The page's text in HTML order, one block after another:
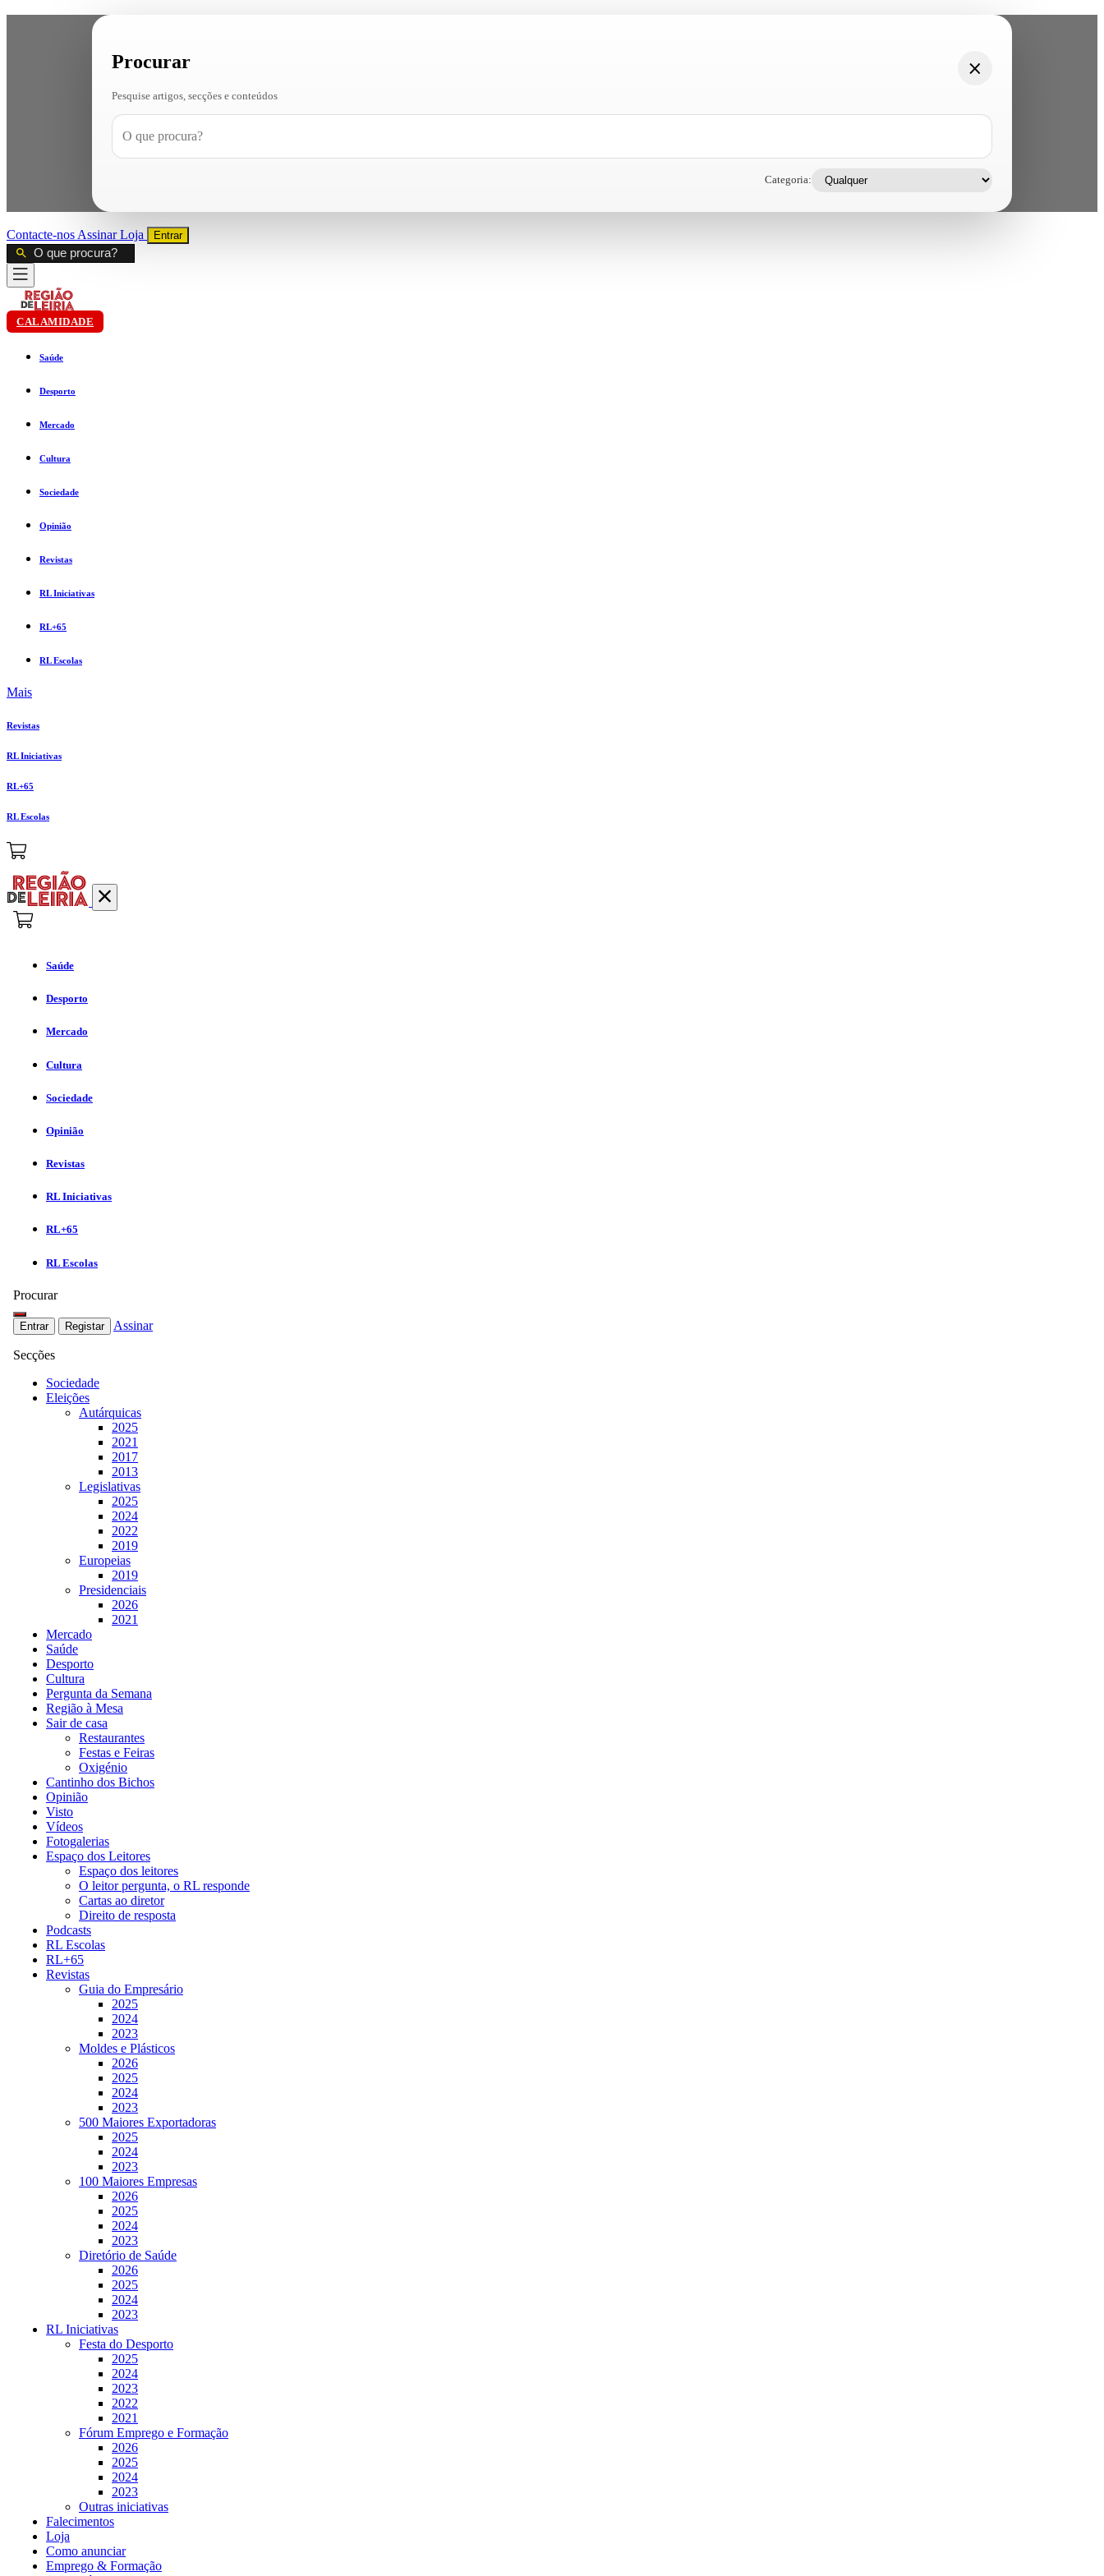
Procurar
Pesquise artigos, secções e conteúdos
Categoria:
Contacte-nos AssinarLoja Entrar
CALAMIDADE
Saúde
Desporto
Mercado
Cultura
Sociedade
Opinião
Revistas
RL Iniciativas
RL+65
RL Escolas
Mais
Revistas
RL Iniciativas
RL+65
RL Escolas
Saúde
Desporto
Mercado
Cultura
Sociedade
Opinião
Revistas
RL Iniciativas
RL+65
RL Escolas
Procurar
Entrar Registar Assinar
Secções
Sociedade
Eleições
Autárquicas
2025
2021
2017
2013
Legislativas
2025
2024
2022
2019
Europeias
2019
Presidenciais
2026
2021
Mercado
Saúde
Desporto
Cultura
Pergunta da Semana
Região à Mesa
Sair de casa
Restaurantes
Festas e Feiras
Oxigénio
Cantinho dos Bichos
Opinião
Visto
Vídeos
Fotogalerias
Espaço dos Leitores
Espaço dos leitores
O leitor pergunta, o RL responde
Cartas ao diretor
Direito de resposta
Podcasts
RL Escolas
RL+65
Revistas
Guia do Empresário
2025
2024
2023
Moldes e Plásticos
2026
2025
2024
2023
500 Maiores Exportadoras
2025
2024
2023
100 Maiores Empresas
2026
2025
2024
2023
Diretório de Saúde
2026
2025
2024
2023
RL Iniciativas
Festa do Desporto
2025
2024
2023
2022
2021
Fórum Emprego e Formação
2026
2025
2024
2023
Outras iniciativas
Falecimentos
Loja
Como anunciar
Emprego & Formação